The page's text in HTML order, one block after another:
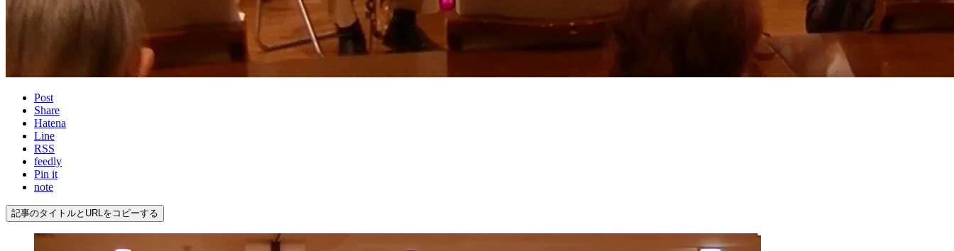
Post
Share
Hatena
Line
RSS
feedly
Pin it
note
記事のタイトルとURLをコピーする